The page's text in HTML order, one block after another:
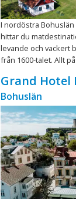
I nordöstra
hittar du
levande och vackert
från 1600-talet. Allt på
Grand Hotel
Bohuslän